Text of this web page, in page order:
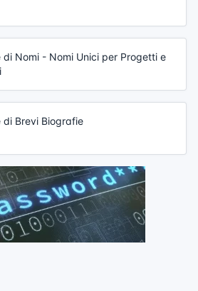
di Nomi - Nomi Unici per Progetti e
di Brevi Biografie